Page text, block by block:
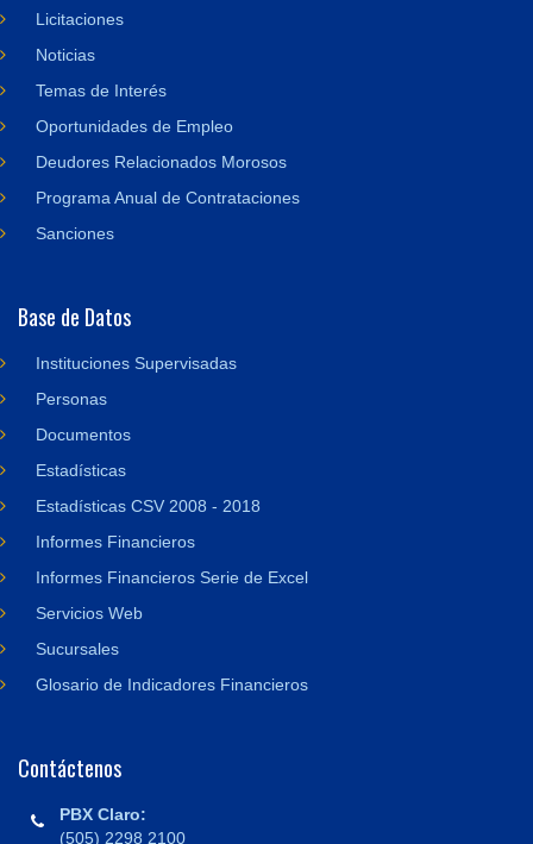
Licitaciones
Noticias
Temas de Interés
Oportunidades de Empleo
Deudores Relacionados Morosos
Programa Anual de Contrataciones
Sanciones
Base de Datos
Instituciones Supervisadas
Personas
Documentos
Estadísticas
Estadísticas CSV 2008 - 2018
Informes Financieros
Informes Financieros Serie de Excel
Servicios Web
Sucursales
Glosario de Indicadores Financieros
Contáctenos
PBX Claro:
(505) 2298 2100